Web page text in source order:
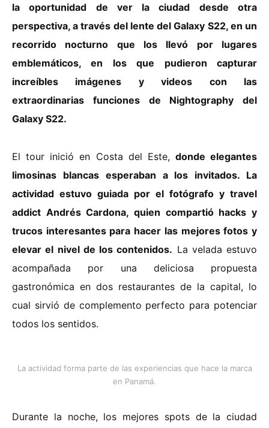
la oportunidad de ver la ciudad desde otra
perspectiva, a través del lente del Galaxy S22, en un
recorrido nocturno que los llevó por lugares
emblemáticos, en los que pudieron capturar
increíbles imágenes y videos con las
extraordinarias funciones de Nightography del
Galaxy S22.
El tour inició en Costa del Este, donde elegantes
limosinas blancas esperaban a los invitados. La
actividad estuvo guiada por el fotógrafo y travel
addict Andrés Cardona, quien compartió hacks y
trucos interesantes para hacer las mejores fotos y
elevar el nivel de los contenidos. La velada estuvo
acompañada por una deliciosa propuesta
gastronómica en dos restaurantes de la capital, lo
cual sirvió de complemento perfecto para potenciar
todos los sentidos.
La actividad forma parte de las experiencias que hace la marca
en Panamá.
Durante la noche, los mejores spots de la ciudad